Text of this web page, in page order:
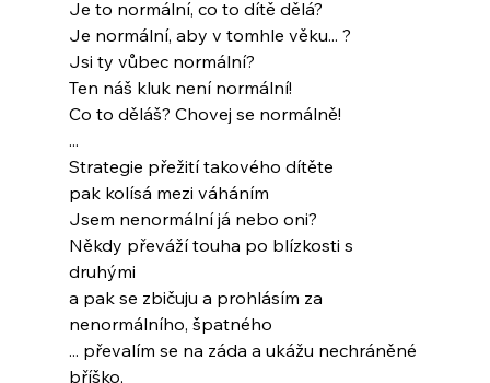
Je to normální, co to dítě dělá?
Je normální, aby v tomhle věku... ?
Jsi ty vůbec normální?
Ten náš kluk není normální!
Co to děláš? Chovej se normálně!
...
Strategie přežití takového dítěte
pak kolísá mezi váháním
Jsem nenormální já nebo oni?
Někdy převáží touha po blízkosti s
druhými
a pak se zbičuju a prohlásím za
nenormálního, špatného
... převalím se na záda a ukážu nechráněné
bříško,